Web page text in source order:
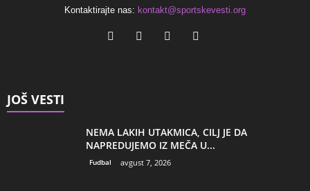
Kontaktirajte nas: kontakt@sportskevesti.org
JOŠ VESTI
NEMA LAKIH UTAKMICA, CILJ JE DA
NAPREDUJEMO IZ MEČA U...
Fudbal avgust 7, 2026